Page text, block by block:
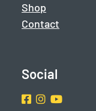
Shop
Contact
Social
Facebook
Instragram
Youtube